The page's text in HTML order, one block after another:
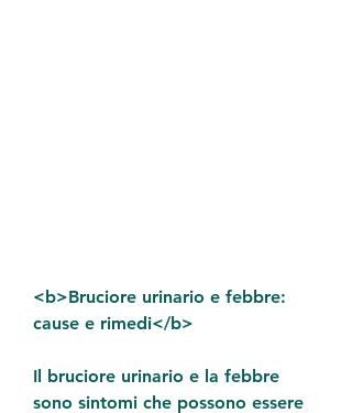
<b>Bruciore urinario e febbre:
cause e rimedi</b>
Il bruciore urinario e la febbre
sono sintomi che possono essere